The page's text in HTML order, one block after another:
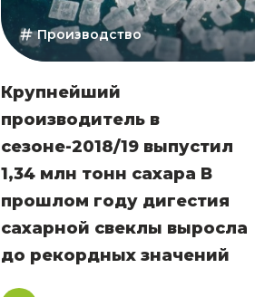
Производство
Крупнейший
производитель в
сезоне-2018/19 выпустил
1,34 млн тонн сахара В
прошлом году дигестия
сахарной свеклы выросла
до рекордных значений